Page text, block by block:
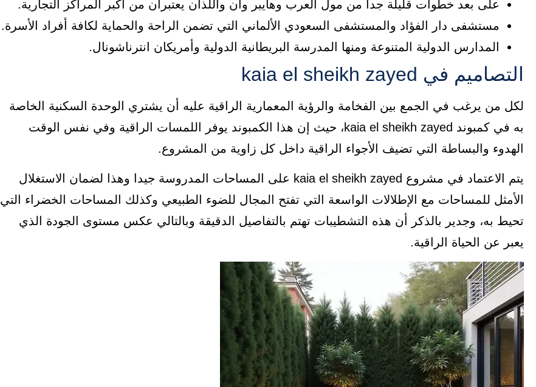
على بعد خطوات قليلة جدا من مول العرب وهايبر وان واللذان يعتبران من أكبر المراكز التجارية.
مستشفى دار الفؤاد والمستشفى السعودي الألماني التي تضمن الراحة والحماية لكافة أفراد الأسرة.
المدارس الدولية المتنوعة ومنها المدرسة البريطانية الدولية وأمريكان انترناشونال.
التصاميم في kaia el sheikh zayed
لكل من يرغب في الجمع بين الفخامة والرؤية المعمارية الراقية عليه أن يشتري الوحدة السكنية الخاصة
به في كمبوند kaia el sheikh zayed، حيث إن هذا الكمبوند يوفر اللمسات الراقية وفي نفس الوقت
الهدوء والبساطة التي تضيف الأجواء الراقية داخل كل زاوية من المشروع.
يتم الاعتماد في مشروع kaia el sheikh zayed على المساحات المدروسة جيدا وهذا لضمان الاستغلال
الأمثل للمساحات مع الإطلالات الواسعة التي تفتح المجال للضوء الطبيعي وكذلك المساحات الخضراء التي
تحيط به، وجدير بالذكر أن هذه التشطيبات تهتم بالتفاصيل الدقيقة وبالتالي عكس مستوى الجودة الذي
يعبر عن الحياة الراقية.